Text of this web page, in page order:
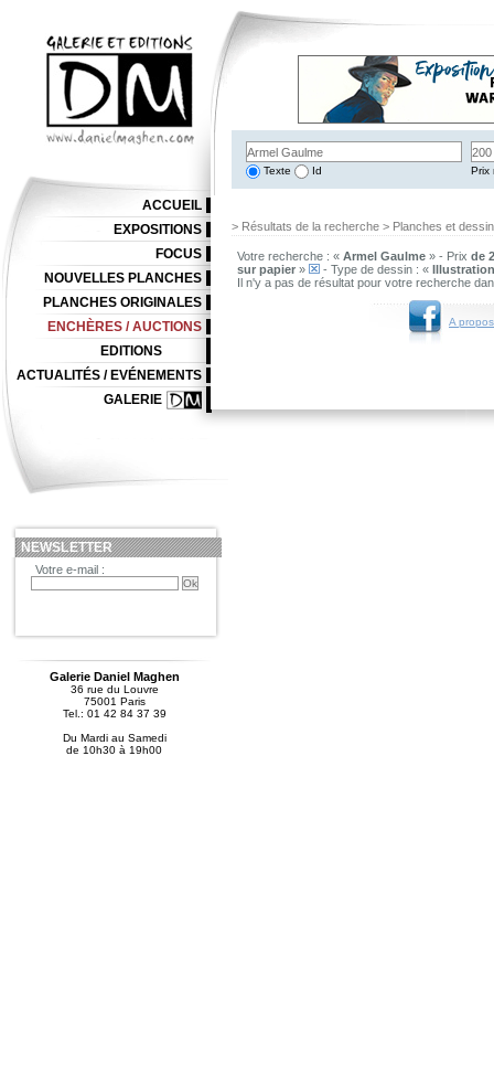
Texte Id Prix
> Résultats de la recherche > Planches et
Votre recherche : « Armel Gaulme » - Prix de
sur papier » - Type de dessin : «
Il n'y a pas de résultat pour votre recherche
A
ACCUEIL
EXPOSITIONS
FOCUS
NOUVELLES PLANCHES
PLANCHES ORIGINALES
ENCHÈRES / AUCTIONS
EDITIONS
ACTUALITÉS / EVÉNEMENTS
GALERIE
NEWSLETTER
Votre e-mail :
Galerie Daniel Maghen
36 rue du Louvre
75001 Paris
Tel.: 01 42 84 37 39
Du Mardi au Samedi
de 10h30 à 19h00